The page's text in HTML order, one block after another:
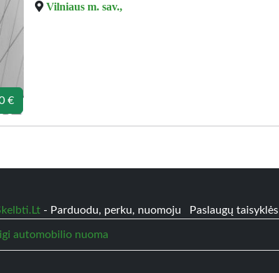
€
Vilniaus m. sav.,
- Parduodu, perku, nuomoju Paslaugų taisyklės
automobilio nuoma